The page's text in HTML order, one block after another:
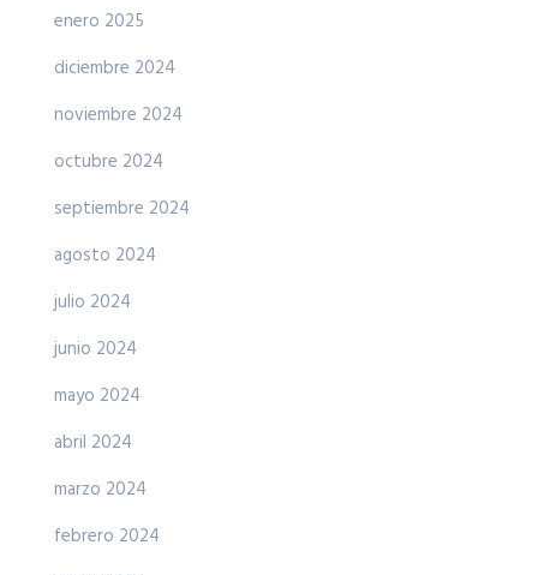
enero 2025
diciembre 2024
noviembre 2024
octubre 2024
septiembre 2024
agosto 2024
julio 2024
junio 2024
mayo 2024
abril 2024
marzo 2024
febrero 2024